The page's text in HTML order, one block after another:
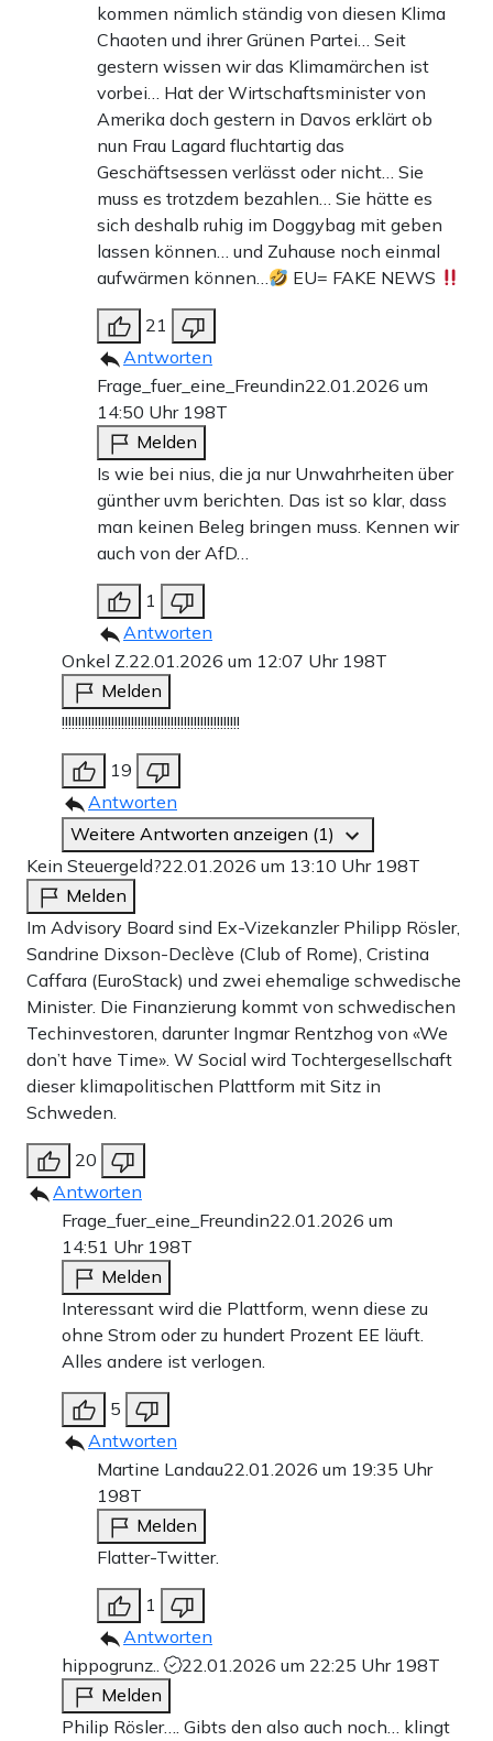
kommen nämlich ständig von diesen Klima
Chaoten und ihrer Grünen Partei… Seit
gestern wissen wir das Klimamärchen ist
vorbei… Hat der Wirtschaftsminister von
Amerika doch gestern in Davos erklärt ob
nun Frau Lagard fluchtartig das
Geschäftsessen verlässt oder nicht… Sie
muss es trotzdem bezahlen… Sie hätte es
sich deshalb ruhig im Doggybag mit geben
lassen können… und Zuhause noch einmal
aufwärmen können…
EU= FAKE NEWS
21
Antworten
Frage_fuer_eine_Freundin22.01.2026 um
14:50 Uhr 198T
Melden
Is wie bei nius, die ja nur Unwahrheiten über
günther uvm berichten. Das ist so klar, dass
man keinen Beleg bringen muss. Kennen wir
auch von der AfD…
1
Antworten
Onkel Z.22.01.2026 um 12:07 Uhr 198T
Melden
!!!!!!!!!!!!!!!!!!!!!!!!!!!!!!!!!!!!!!!!!!!!!!!!!!!!!!
19
Antworten
Weitere Antworten anzeigen (1)
Kein Steuergeld?22.01.2026 um 13:10 Uhr 198T
Melden
Im Advisory Board sind Ex-Vizekanzler Philipp Rösler,
Sandrine Dixson-Declève (Club of Rome), Cristina
Caffara (EuroStack) und zwei ehemalige schwedische
Minister. Die Finanzierung kommt von schwedischen
Techinvestoren, darunter Ingmar Rentzhog von «We
don’t have Time». W Social wird Tochtergesellschaft
dieser klimapolitischen Plattform mit Sitz in
Schweden.
20
Antworten
Frage_fuer_eine_Freundin22.01.2026 um
14:51 Uhr 198T
Melden
Interessant wird die Plattform, wenn diese zu
ohne Strom oder zu hundert Prozent EE läuft.
Alles andere ist verlogen.
5
Antworten
Martine Landau22.01.2026 um 19:35 Uhr
198T
Melden
Flatter-Twitter.
1
Antworten
hippogrunz..
22.01.2026 um 22:25 Uhr 198T
Melden
Philip Rösler…. Gibts den also auch noch… klingt